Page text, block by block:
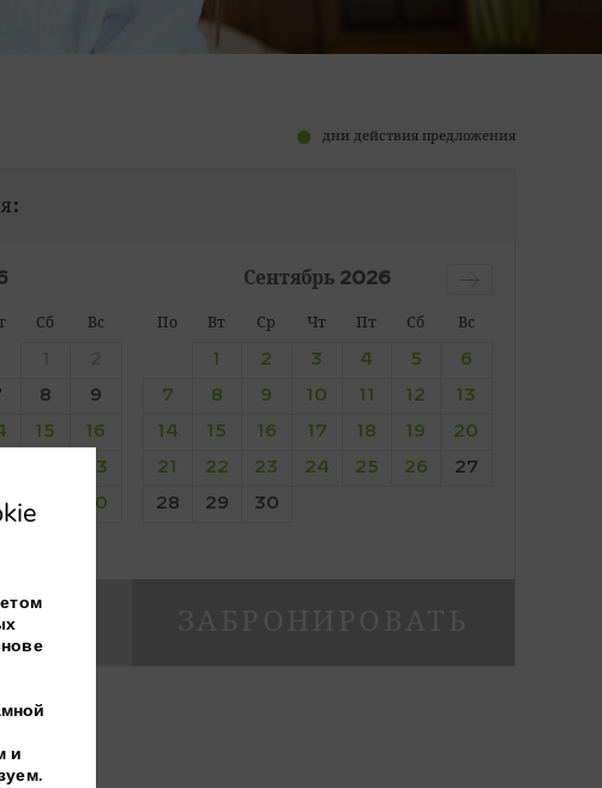
дни действия предложения
Сб Вс
8 9
15 16
23
30
Сентябрь 2026
По Вт Ср Чт Пт Сб Вс
1 2 3 4 5 6
7 8 9 10 11 12 13
14 15 16 17 18 19 20
21 22 23 24 25 26 27
28 29 30
и